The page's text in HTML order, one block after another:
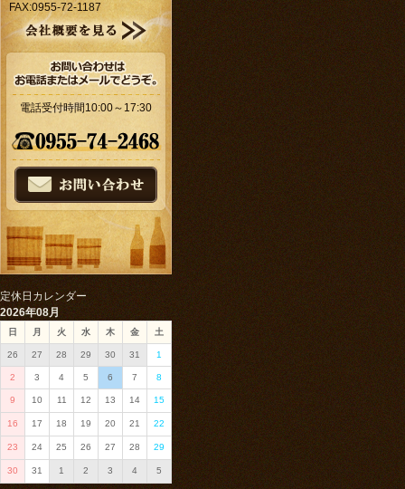
FAX:0955-72-1187
電話受付時間10:00～17:30
定休日カレンダー
2026年08月
日 月 火 水 木 金 土
26 27 28 29 30 31 1
2 3 4 5 6 7 8
9 10 11 12 13 14 15
16 17 18 19 20 21 22
23 24 25 26 27 28 29
30 31 1 2 3 4 5